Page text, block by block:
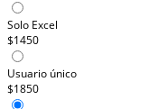
Solo Excel
$1450
Usuario único
$1850